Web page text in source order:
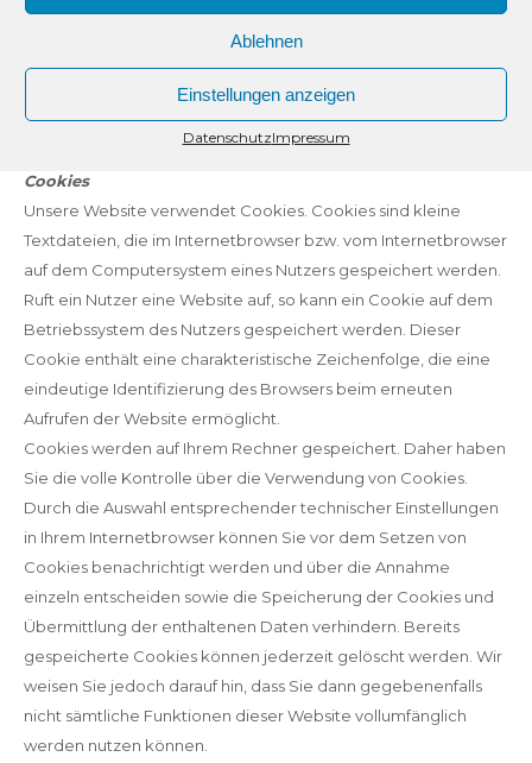
Ablehnen
Einstellungen anzeigen
DatenschutzImpressum
Nähere Informationen zur Datenverarbeitung bei Verwendung
von PayPal finden Sie in der dazugehörigen
Datenschutzerklärung unter
https://www.paypal.com/de/webapps/mpp/ua/privacy-full.
Cookies
Unsere Website verwendet Cookies. Cookies sind kleine
Textdateien, die im Internetbrowser bzw. vom Internetbrowser
auf dem Computersystem eines Nutzers gespeichert werden.
Ruft ein Nutzer eine Website auf, so kann ein Cookie auf dem
Betriebssystem des Nutzers gespeichert werden. Dieser
Cookie enthält eine charakteristische Zeichenfolge, die eine
eindeutige Identifizierung des Browsers beim erneuten
Aufrufen der Website ermöglicht.
Cookies werden auf Ihrem Rechner gespeichert. Daher haben
Sie die volle Kontrolle über die Verwendung von Cookies.
Durch die Auswahl entsprechender technischer Einstellungen
in Ihrem Internetbrowser können Sie vor dem Setzen von
Cookies benachrichtigt werden und über die Annahme
einzeln entscheiden sowie die Speicherung der Cookies und
Übermittlung der enthaltenen Daten verhindern. Bereits
gespeicherte Cookies können jederzeit gelöscht werden. Wir
weisen Sie jedoch darauf hin, dass Sie dann gegebenenfalls
nicht sämtliche Funktionen dieser Website vollumfänglich
werden nutzen können.